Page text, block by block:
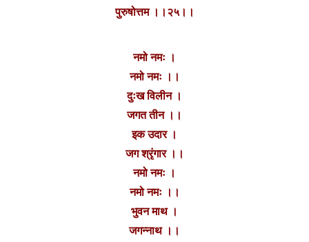
पुरुषोत्तम ।।२५।।
नमो नमः ।
नमो नमः ।।
दुःख विलीन ।
जगत तीन ।।
इक उदार ।
जग श्रृंगार ।।
नमो नमः ।
नमो नमः ।।
भुवन माथ ।
जगन्नाथ ।।